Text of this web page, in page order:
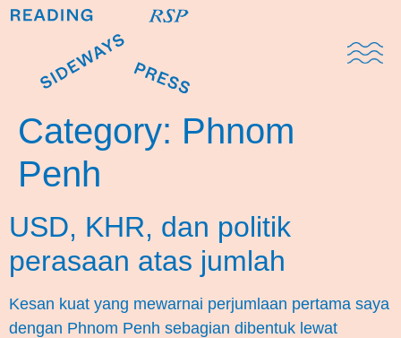
Category: Phnom
Penh
USD, KHR, dan politik
perasaan atas jumlah
Kesan kuat yang mewarnai perjumlaan pertama saya
dengan Phnom Penh sebagian dibentuk lewat